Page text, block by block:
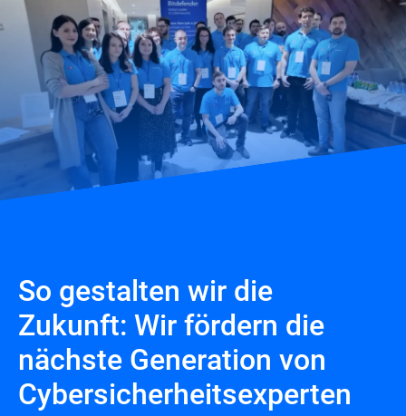
Gesundheit, Ihre persönliche
Entwicklung und eine ausgewogene
Work-Life-Balance. So können Sie
sich beruflich wie privat voll entfalten.
So gestalten wir die
Zukunft: Wir fördern die
nächste Generation von
Cybersicherheitsexperten